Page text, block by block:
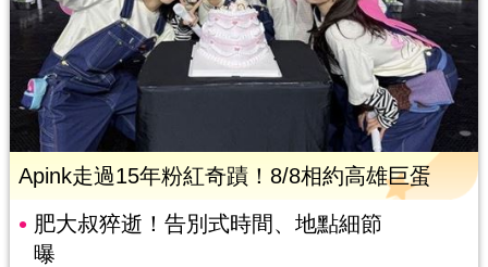
Apink走過15年粉紅奇蹟！8/8相約高雄巨蛋
肥大叔猝逝！告別式時間、地點細節
曝